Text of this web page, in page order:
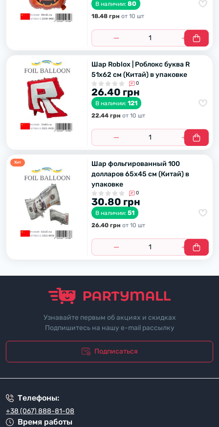
В наличии: 80
18.48 грн от 10 шт
Шар Roblox | Роблокс буква R
51х62 см (Китай) в упаковке
0
26.40 грн
В наличии: 121
22.44 грн от 10 шт
Хит
Шар фольгированный 100
долларов 65х45 см (Китай) в
упаковке
0
30.80 грн
В наличии: 51
26.40 грн от 10 шт
Узнавайте первым об акциях и скидках
Подпишитесь на нашу e-mail рассылку
Подписаться
Телефоны:
+38 (067) 888-81-08
Время работы